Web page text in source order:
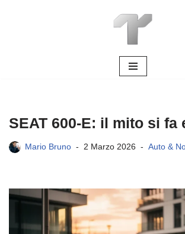
SEAT 600‑E: il mito si fa
Mario Bruno 2 Marzo 2026 Auto &